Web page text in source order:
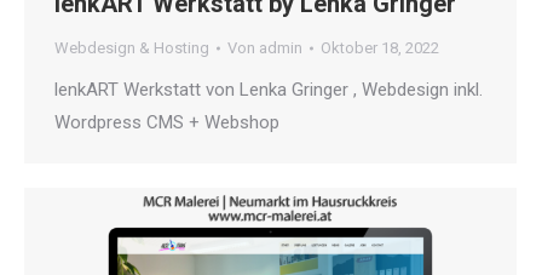
Webdesign & Hosting Von admin Oktober 18, 2022
lenkART Werkstatt von Lenka Gringer , Webdesign inkl.
Wordpress CMS + Webshop